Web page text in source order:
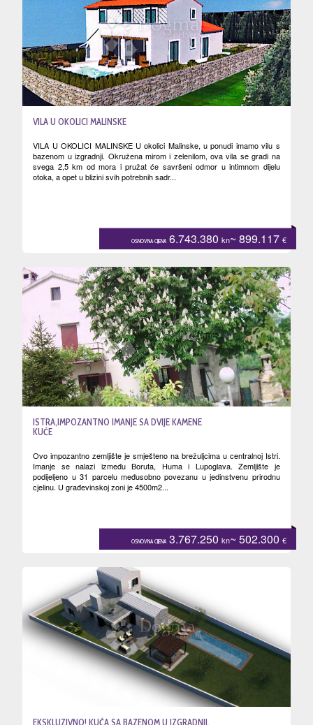
VILA U OKOLICI MALINSKE
VILA U OKOLICI MALINSKE U okolici Malinske, u ponudi imamo vilu s
bazenom u izgradnji. Okružena mirom i zelenilom, ova vila se gradi na
svega 2,5 km od mora i pružat će savršeni odmor u intimnom dijelu
otoka, a opet u blizini svih potrebnih sadr...
OSNOVNA CIJENA 6.743.380 kn~ 899.117 €
ISTRA,IMPOZANTNO IMANJE SA DVIJE KAMENE
KUĆE
Ovo impozantno zemljište je smješteno na brežuljcima u centralnoj Istri.
Imanje se nalazi između Boruta, Huma i Lupoglava. Zemljište je
podijeljeno u 31 parcelu međusobno povezanu u jedinstvenu prirodnu
cjelinu. U građevinskoj zoni je 4500m2...
OSNOVNA CIJENA 3.767.250 kn~ 502.300 €
EKSKLUZIVNO! KUĆA SA BAZENOM U IZGRADNJI,